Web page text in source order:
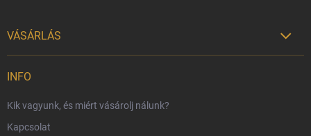
VÁSÁRLÁS 
Harry Potter bolt Magyarország
Rendelésem
INFO
Kik vagyunk, és miért vásárolj nálunk?
Kapcsolat